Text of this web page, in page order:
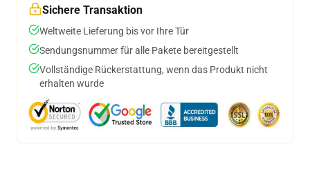
Sichere Transaktion
Weltweite Lieferung bis vor Ihre Tür
Sendungsnummer für alle Pakete bereitgestellt
Vollständige Rückerstattung, wenn das Produkt nicht
erhalten wurde